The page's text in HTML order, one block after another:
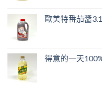
歐美特番茄醬
得意的一天